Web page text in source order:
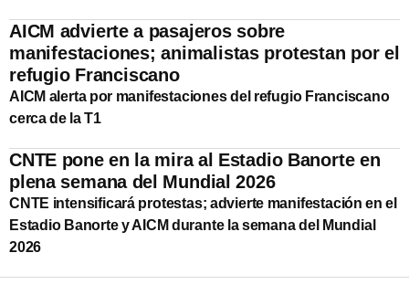
AICM advierte a pasajeros sobre
manifestaciones; animalistas protestan por el
refugio Franciscano
AICM alerta por manifestaciones del refugio Franciscano
cerca de la T1
CNTE pone en la mira al Estadio Banorte en
plena semana del Mundial 2026
CNTE intensificará protestas; advierte manifestación en el
Estadio Banorte y AICM durante la semana del Mundial
2026